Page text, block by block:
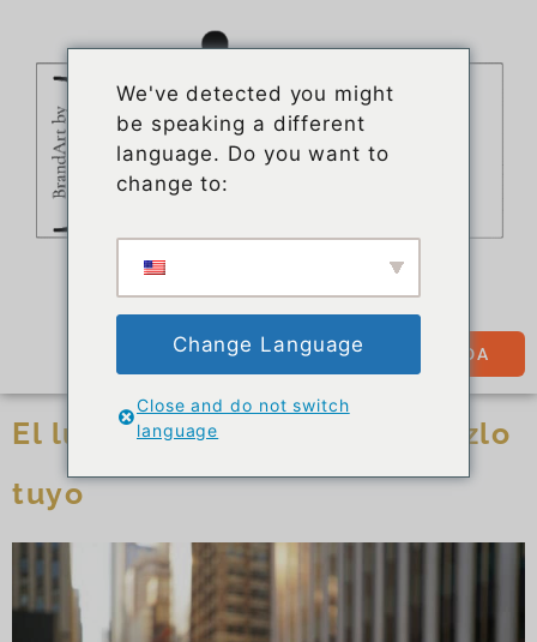
TIENDA
El lujo es como un lienzo: hazlo
tuyo
We've detected you might
be speaking a different
language. Do you want to
change to:
Change Language
Close and do not switch
language